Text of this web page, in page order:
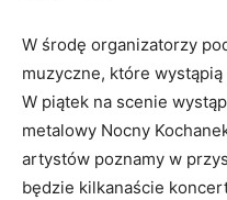
W środę organizatorzy
muzyczne, które
W piątek na scenie
metalowy Nocny
artystów poznamy w
będzie kilkanaście